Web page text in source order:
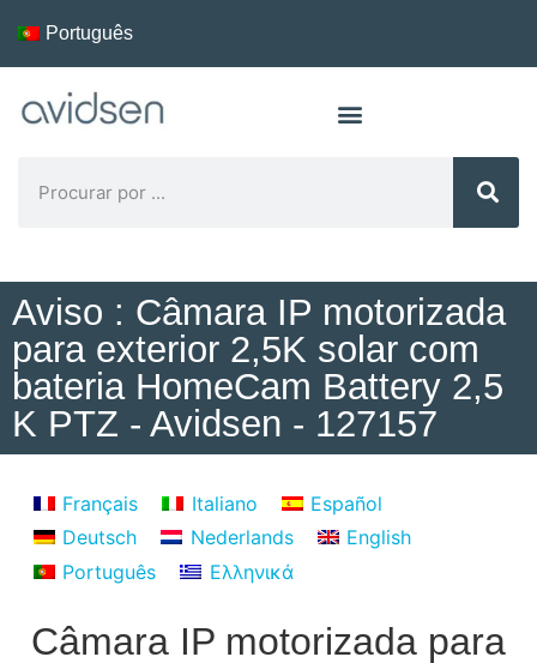
Português
Aviso : Câmara IP motorizada
para exterior 2,5K solar com
bateria HomeCam Battery 2,5
K PTZ - Avidsen - 127157
Français Italiano
Español
Deutsch
Nederlands
English
Português
Ελληνικά
Câmara IP motorizada para